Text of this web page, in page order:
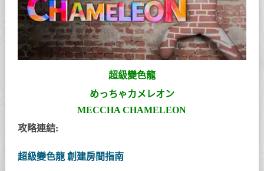
超級變色龍
めっちゃカメレオン
MECCHA CHAMELEON
攻略連結:
超級變色龍 創建房間指南